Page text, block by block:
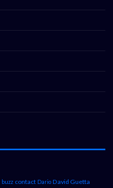
buzz contact Dario David Guetta